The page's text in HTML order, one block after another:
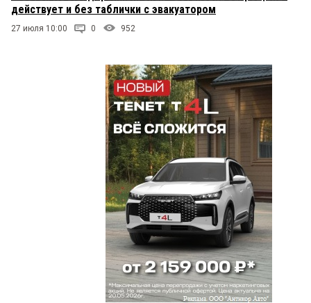
действует и без таблички с эвакуатором
27 июля 10:00 0 952